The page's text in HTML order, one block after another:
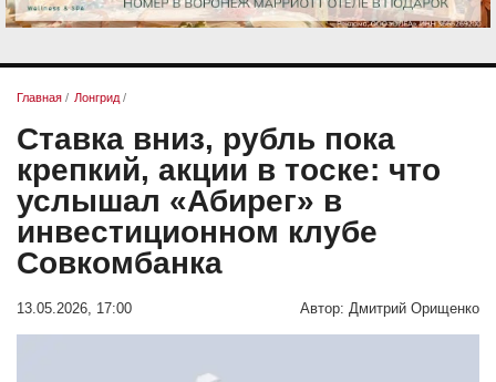
Главная / Лонгрид /
Ставка вниз, рубль пока
крепкий, акции в тоске: что
услышал «Абирег» в
инвестиционном клубе
Совкомбанка
13.05.2026, 17:00 Автор: Дмитрий Орищенко